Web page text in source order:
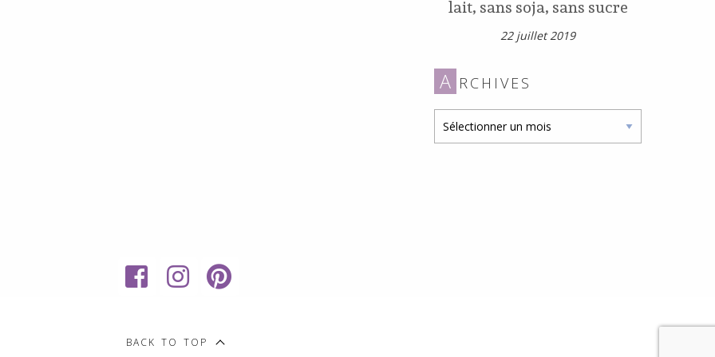
lait, sans soja, sans sucre
22 juillet 2019
A RCHIVES
Archives
Sweet
BACK TO TOP